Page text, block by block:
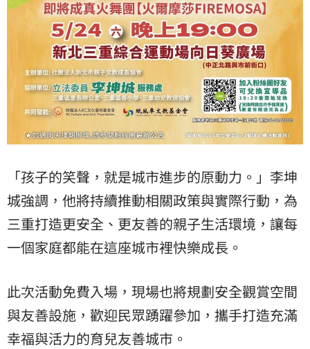
「孩子的笑聲，就是城市進步的原動力。」李坤
城強調，他將持續推動相關政策與實際行動，為
三重打造更安全、更友善的親子生活環境，讓每
一個家庭都能在這座城市裡快樂成長。
此次活動免費入場，現場也將規劃安全觀賞空間
與友善設施，歡迎民眾踴躍參加，攜手打造充滿
幸福與活力的育兒友善城市。